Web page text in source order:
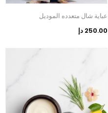
عباية شال متعدده الموديل
250.00 دإ